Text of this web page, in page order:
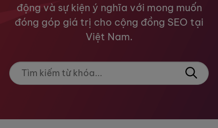
động và sự kiện ý nghĩa với mong muốn
đóng góp giá trị cho cộng đồng SEO tại
Việt Nam.